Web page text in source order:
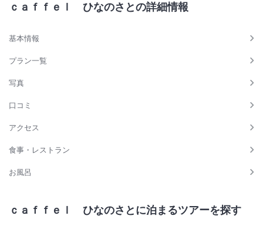
ｃａｆｆｅｌ ひなのさとの詳細情報
基本情報
プラン一覧
写真
口コミ
アクセス
食事・レストラン
お風呂
ｃａｆｆｅｌ ひなのさとに泊まるツアーを探す